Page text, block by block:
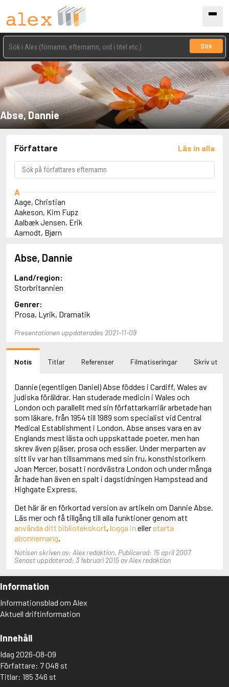
Sök
Abse, Dannie
Författare Läs in alla
A
Aage, Christian
Aakeson, Kim Fupz
Aalbæk Jensen, Erik
Aamodt, Bjørn
Abbey, Kieran
Abbot, Anthony
Abbott, John
Abbott, Megan
Abdel-Fattah, Randa
Abdolah, Kader
Abé, Kobo
Abele, Inga
Aboulela, Leila
Abrahams, Peter (f. 1947)
Abrahamson, Emmy
Abse, Dannie
Abu-Jaber, Diana
Abulhawa, Susan
Aburas, Lone
Achebe, Chinua
Achmatova, Anna
Aciman, André
Ackebo, Lena
Acker, Kathy
Adam de la Halle
Adamov, Arthur
Adams, Douglas
Adams, Herbert
Adams, Jane
Adams, Richard
Adelborg, Ottilia
Adichie, Chimamanda Ngozi
Adiga, Aravind
Adnan, Etel
Adolfsson, Eva
Adolfsson, Evert
Adolfsson, Gunnar
Adolfsson, Josefine
Abse, Dannie
Land/region:
Storbritannien
Genrer:
Prosa, Lyrik, Dramatik
Presentationen uppdaterades 2021-11-09
Notis Titlar Referenser Filmatiseringar Skriv ut
Dannie (egentligen Daniel) Abse föddes i Cardiff, Wales av
judiska föräldrar. Han studerade medicin i Wales och
London och parallellt med sin författarkarriär arbetade han
som läkare, från 1954 till 1989 som specialist vid Central
Medical Establishment i London. Abse anses vara en av
Englands mest lästa och uppskattade poeter, men han
skrev även pjäser, prosa och essäer. Under merparten av
sitt liv var han tillsammans med sin fru, konsthistorikern
Joan Mercer, bosatt i nordvästra London och under många
år hade han även en spalt i dagstidningen Hampstead and
Highgate Express.
Det här är en förkortad version av artikeln om Dannie Abse.
Läs mer och få tillgång till alla funktioner genom att
använda ditt bibliotekskort, logga in eller starta
abonnemang.
Notisen skriven av: Alex redaktion. Publicerad: 15 april 2007
Senast uppdaterad: 3 februari 2015 av Alex redaktion
Information
Informationsblad om Alex
Aktuell driftinformation
Innehåll
Idag 2026-08-09
Författare: 7 048 st
Titlar: 185 346 st